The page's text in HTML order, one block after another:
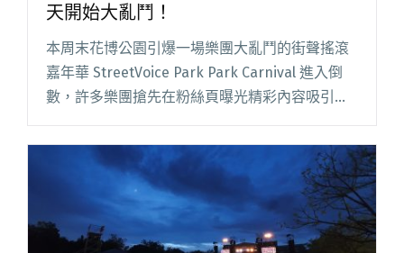
天開始大亂鬥！
本周末花博公園引爆一場樂團大亂鬥的街聲搖滾
嘉年華 StreetVoice Park Park Carnival 進入倒
數，許多樂團搶先在粉絲頁曝光精彩內容吸引人
氣。 由八十八顆芭樂籽、皇后皮箱以及拾參共組
的「路遙知瑪莉」日前推出宣傳片，大陣閱讀全
文 "瑪莉歐 pk 星際寶貝 街聲搖滾嘉年華 明天開